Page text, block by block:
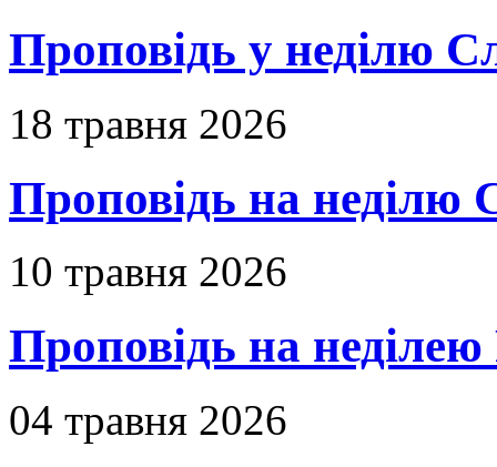
Проповідь у неділю
18 травня 2026
Проповідь на неділю
10 травня 2026
Проповідь на неділею
04 травня 2026